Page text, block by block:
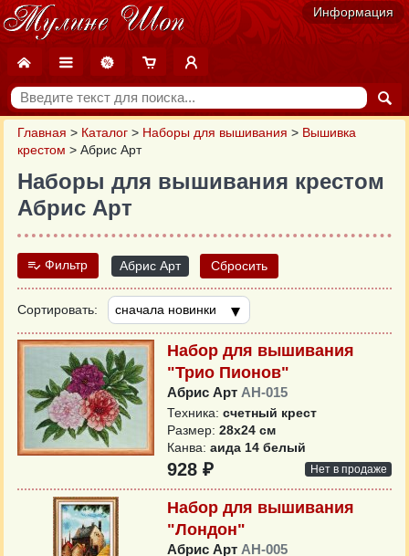
Информация
Главная > Каталог > Наборы для вышивания > Вышивка
крестом > Абрис Арт
Наборы для вышивания крестом
Абрис Арт
Фильтр Абрис Арт Сбросить
Сортировать:
Набор для вышивания
"Трио Пионов"
Абрис Арт AH-015
Техника: счетный крест
Размер: 28х24 см
Канва: аида 14 белый
928 ₽ Нет в продаже
Набор для вышивания
"Лондон"
Абрис Арт AH-005